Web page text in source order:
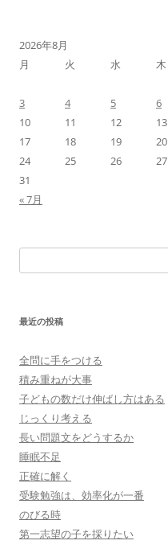
2026年8月
月
火 水 木
3
4 5 6
10
11 12 13
17
18 19 20
24
25 26 27
31
« 7月
索:
最近の投稿
全問に手をつける
積み重ねが大事
子どもの数だけ伸ばし方はある
じっくり考える
長い問題文をどうするか
睡眠不足
正確に解く
受験勉強は、効率化が一番
のびる時
第一志望の子を採りたい